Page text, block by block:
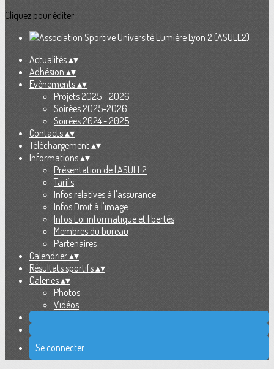
Cliquez pour éditer
Actualités▴▾
Adhésion ▴▾
Evènements▴▾
Projets 2025 - 2026
Soirées 2025-2026
Soirées 2024 - 2025
Contacts▴▾
Téléchargement▴▾
Informations▴▾
Présentation de l'ASULL2
Tarifs
Infos relatives à l'assurance
Infos Droit à l'image
Infos Loi informatique et libertés
Membres du bureau
Partenaires
Calendrier▴▾
Résultats sportifs▴▾
Galeries▴▾
Photos
Vidéos
Se connecter